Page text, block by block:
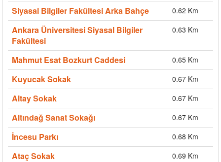
Siyasal Bilgiler Fakültesi Arka Bahçe 0.62 Km
Ankara Üniversitesi Siyasal Bilgiler
Fakültesi
0.63 Km
Mahmut Esat Bozkurt Caddesi 0.65 Km
Kuyucak Sokak 0.67 Km
Altay Sokak 0.67 Km
Altındağ Sanat Sokağı 0.67 Km
İncesu Parkı 0.68 Km
Ataç Sokak 0.69 Km